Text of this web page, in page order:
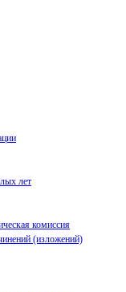
лет
комиссия
(изложений)